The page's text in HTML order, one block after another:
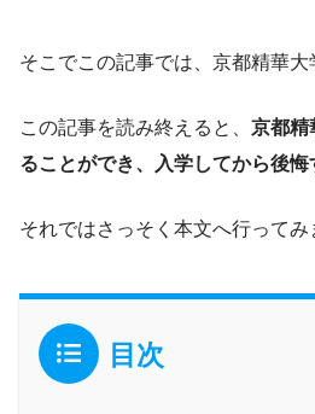
そこでこの記事では、京都精華大
この記事を読み終えると、 京都精
ることができ、入学してから後悔
それではさっそく本文へ行ってみ
目次